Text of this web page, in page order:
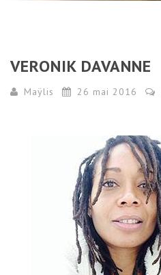
VERONIK DAVANNE
Maÿlis 26 mai 2016